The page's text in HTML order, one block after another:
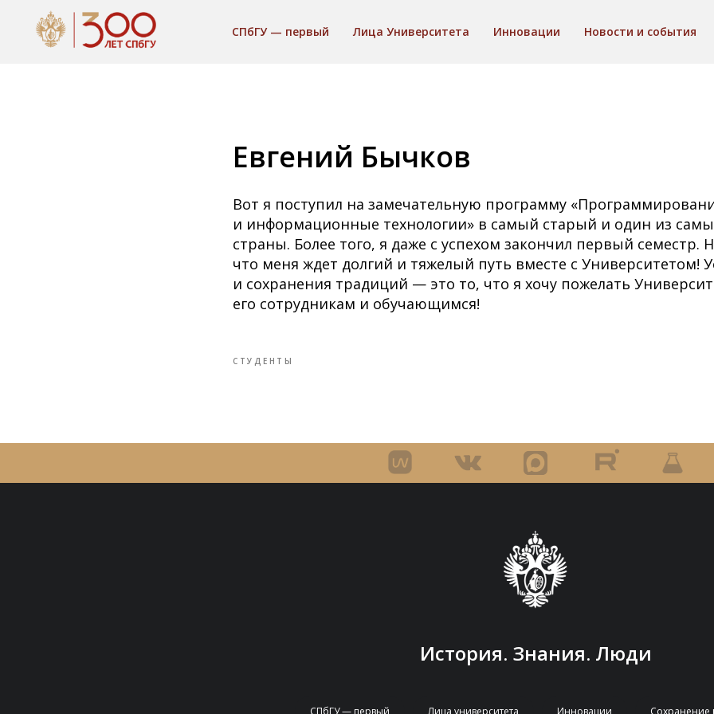
СПбГУ — первый Лица Университета Инновации Новости и события
Евгений Бычков
Вот я поступил на замечательную программу
и информационные технологии» в самый старый и один из
страны. Более того, я даже с успехом закончил первый семестр.
что меня ждет долгий и тяжелый путь вместе с Университетом!
и сохранения традиций — это то, что я хочу пожелать
его сотрудникам и обучающимся!
СТУДЕНТЫ
История. Знания. Люди
СПбГУ — первый Лица университета Инновации Сохранение